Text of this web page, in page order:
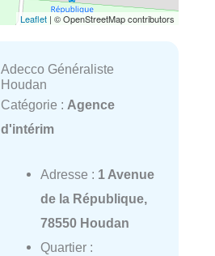
Leaflet | © OpenStreetMap contributors
Adecco Généraliste
Houdan
Catégorie : Agence
d'intérim
Adresse : 1 Avenue
de la République,
78550 Houdan
Quartier :